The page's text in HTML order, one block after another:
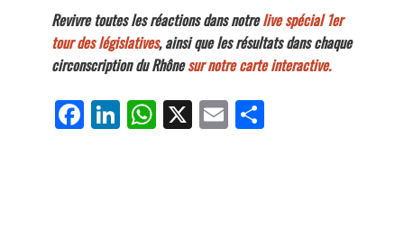
Revivre toutes les réactions dans notrelive spécial 1er
tour des législatives, ainsi que les résultats dans chaque
circonscription du Rhônesur notre carte interactive.
Fa
ce
Li
nk
W
ha
X E
m
Pa
rt